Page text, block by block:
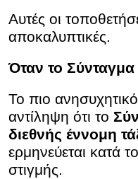
Αυτές οι
αποκαλυπτικές.
Όταν το Σύνταγμα
Το πιο
αντίληψη ότι το
διεθνής έννομη
ερμηνεύεται κατά
στιγμής.